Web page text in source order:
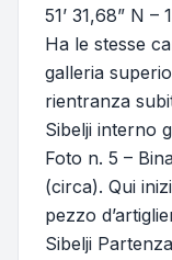
51’ 31,68” N –
Ha le stesse
galleria
rientranza
Sibelji interno
Foto n. 5 –
(circa). Qui
pezzo
Sibelji